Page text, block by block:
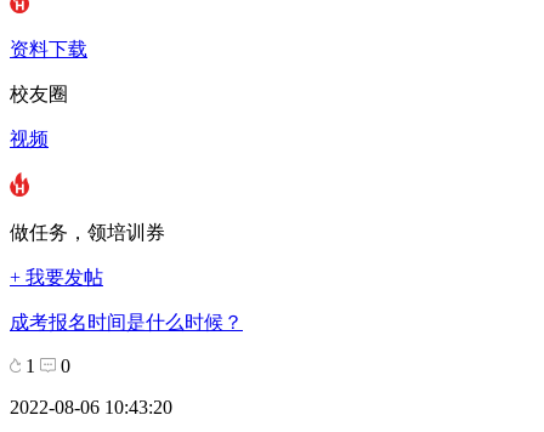
资料下载
校友圈
视频
做任务，领培训券
+ 我要发帖
成考报名时间是什么时候？
1
0
2022-08-06 10:43:20